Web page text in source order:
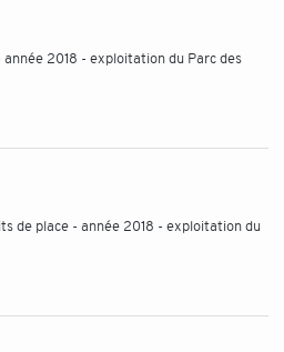
2018 - exploitation du Parc des
de place - année 2018 - exploitation du